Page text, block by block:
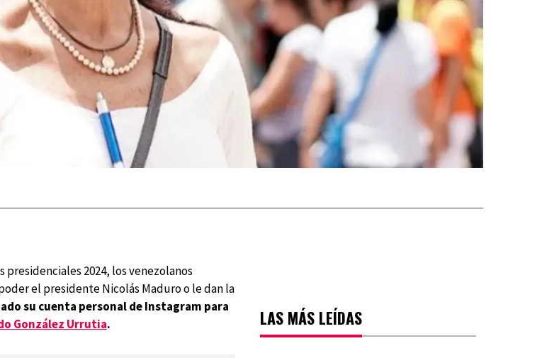
presidenciales 2024, los venezolanos
el presidente Nicolás Maduro o le dan la
su cuenta personal de Instagram para
González Urrutia. LAS MÁS LEÍDAS